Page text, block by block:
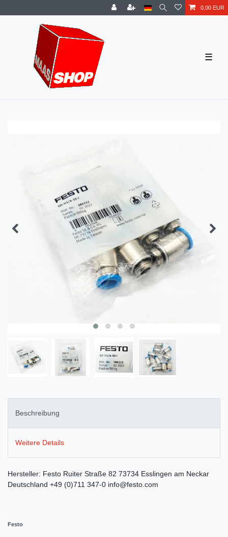
0,00 EUR
☰
Beschreibung
Weitere Details
Hersteller: Festo Ruiter Straße 82 73734 Esslingen am Neckar
Deutschland +49 (0)711 347-0 info@festo.com
Festo